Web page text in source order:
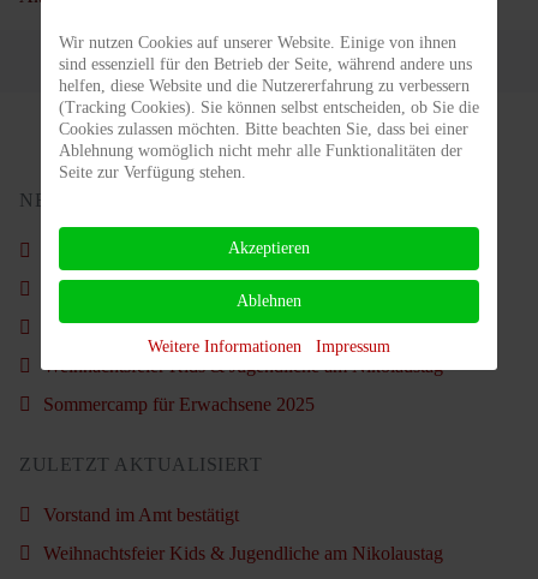
NEUSTE BEITRÄGE
Nachruf - Carl Ahlgrimm
Vorstand im Amt bestätigt
Weihnachtsfeier Kids & Jugendliche am Nikolaustag
Sommercamp für Erwachsene 2025
ZULETZT AKTUALISIERT
Vorstand im Amt bestätigt
Weihnachtsfeier Kids & Jugendliche am Nikolaustag
Wir nutzen Cookies auf unserer Website. Einige von ihnen
sind essenziell für den Betrieb der Seite, während andere uns
helfen, diese Website und die Nutzererfahrung zu verbessern
(Tracking Cookies). Sie können selbst entscheiden, ob Sie die
Cookies zulassen möchten. Bitte beachten Sie, dass bei einer
Ablehnung womöglich nicht mehr alle Funktionalitäten der
Seite zur Verfügung stehen.
Akzeptieren
Ablehnen
Weitere Informationen Impressum